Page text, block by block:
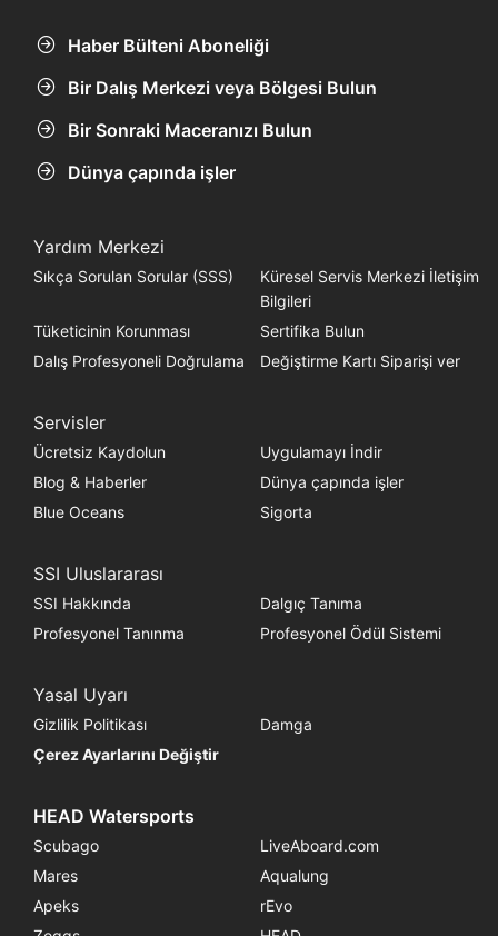
Haber Bülteni Aboneliği
Bir Dalış Merkezi veya Bölgesi Bulun
Bir Sonraki Maceranızı Bulun
Dünya çapında işler
Yardım Merkezi
Sıkça Sorulan Sorular (SSS)
Küresel Servis Merkezi İletişim
Bilgileri
Tüketicinin Korunması
Sertifika Bulun
Dalış Profesyoneli Doğrulama
Değiştirme Kartı Siparişi ver
Servisler
Ücretsiz Kaydolun
Uygulamayı İndir
Blog & Haberler
Dünya çapında işler
Blue Oceans
Sigorta
SSI Uluslararası
SSI Hakkında
Dalgıç Tanıma
Profesyonel Tanınma
Profesyonel Ödül Sistemi
Yasal Uyarı
Gizlilik Politikası
Damga
Çerez Ayarlarını Değiştir
HEAD Watersports
Scubago
LiveAboard.com
Mares
Aqualung
Apeks
rEvo